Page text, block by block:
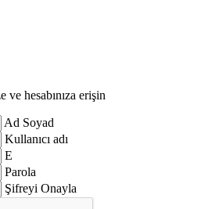
hesabınıza erişin
Ad Soyad
Kullanıcı adı
E
Parola
Şifreyi Onayla